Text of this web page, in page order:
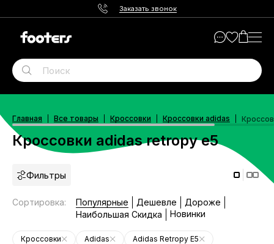
Заказать звонок
Главная Все товары Кроссовки Кроссовки adidas
Кроссовки adidas retropy e5
Фильтры
Сортировка: Популярные Дешевле
Дороже
Наибольшая Скидка
Новинки
Кроссовки Adidas Adidas Retropy E5